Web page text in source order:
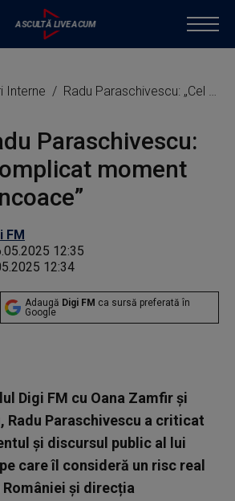
Interne Radu Paraschivescu: „Cel mai complicat moment din 1989 încoace”
Paraschivescu:
moment
FM
12:35
12:34
Adaugă Digi FM ca sursă preferată în
Google
Digi FM cu Oana Zamfir și
Radu Paraschivescu a criticat
și discursul public al lui
care îl consideră un risc real
și direcția